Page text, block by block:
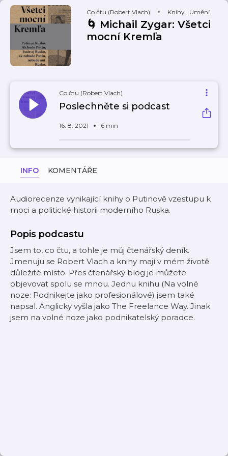
Co čtu (Robert Vlach) Knihy, Umění
🌀 Michail Zygar: Všetci
mocní Kremľa
Co čtu (Robert Vlach)
Poslechněte si podcast
16. 8. 2021 6 min
INFO KOMENTÁŘE
Audiorecenze vynikající knihy o Putinově vzestupu k
moci a politické historii moderního Ruska.
Popis podcastu
Jsem to, co čtu, a tohle je můj čtenářský deník.
Jmenuju se Robert Vlach a knihy mají v mém životě
důležité místo. Přes čtenářský blog je můžete
objevovat spolu se mnou. Jednu knihu (Na volné
noze: Podnikejte jako profesionálové) jsem také
napsal. Anglicky vyšla jako The Freelance Way. Jinak
jsem na volné noze jako podnikatelský poradce.